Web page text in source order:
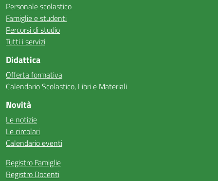
Personale scolastico
Famiglie e studenti
Percorsi di studio
Tutti i servizi
Didattica
Offerta formativa
Calendario Scolastico, Libri e Materiali
Novità
Le notizie
Le circolari
Calendario eventi
Registro Famiglie
Registro Docenti